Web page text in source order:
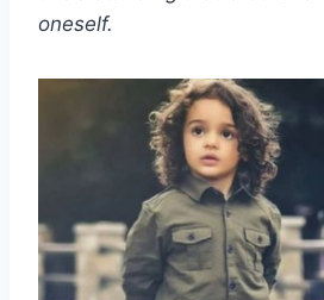
oneself.